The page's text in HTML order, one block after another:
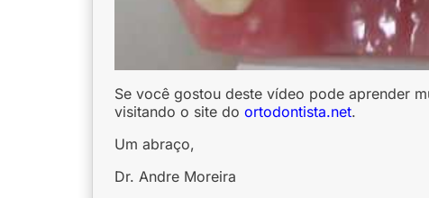
Se você gostou deste vídeo pode aprender
visitando o site do ortodontista.net.
Um abraço,
Dr. Andre Moreira